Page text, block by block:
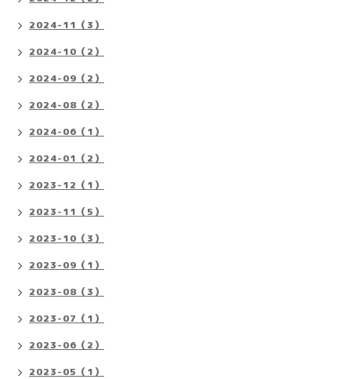
2024-11（3）
2024-10（2）
2024-09（2）
2024-08（2）
2024-06（1）
2024-01（2）
2023-12（1）
2023-11（5）
2023-10（3）
2023-09（1）
2023-08（3）
2023-07（1）
2023-06（2）
2023-05（1）